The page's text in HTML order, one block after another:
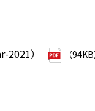
） （